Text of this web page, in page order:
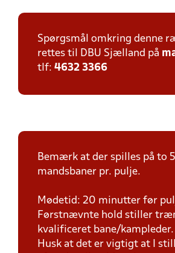
Spørgsmål omkring denne
rettes til DBU Sjælland på
tlf: 4632 3366
Bemærk at der spilles på to
mandsbaner pr. pulje.
Mødetid: 20 minutter før
Førstnævnte hold stiller
kvalificeret bane/kampleder.
Husk at det er vigtigt at I